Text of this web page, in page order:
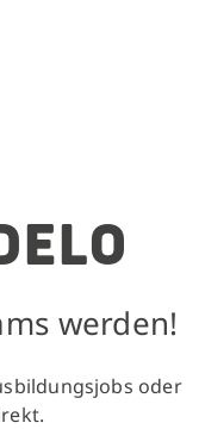
werden!
oder